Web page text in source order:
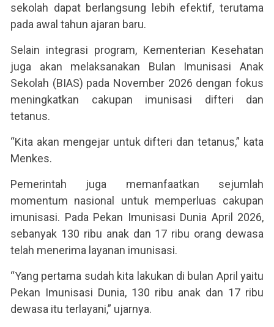
sekolah dapat berlangsung lebih efektif, terutama
pada awal tahun ajaran baru.
Selain integrasi program, Kementerian Kesehatan
juga akan melaksanakan Bulan Imunisasi Anak
Sekolah (BIAS) pada November 2026 dengan fokus
meningkatkan cakupan imunisasi difteri dan
tetanus.
“Kita akan mengejar untuk difteri dan tetanus,” kata
Menkes.
Pemerintah juga memanfaatkan sejumlah
momentum nasional untuk memperluas cakupan
imunisasi. Pada Pekan Imunisasi Dunia April 2026,
sebanyak 130 ribu anak dan 17 ribu orang dewasa
telah menerima layanan imunisasi.
“Yang pertama sudah kita lakukan di bulan April yaitu
Pekan Imunisasi Dunia, 130 ribu anak dan 17 ribu
dewasa itu terlayani,” ujarnya.